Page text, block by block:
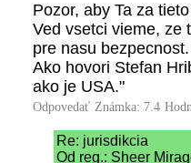
Pozor, aby Ta za
Ved vsetci vieme, ze
pre nasu bezpecnost.
Ako hovori Stefan
ako je USA."
Odpovedať Známka: 7.4
Re: jurisdikcia
Od reg.: Sheer